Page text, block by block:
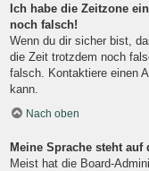
Ich habe die Zeitzone
noch falsch!
Wenn du dir sicher bist,
die Zeit trotzdem noch
falsch. Kontaktiere einen
kann.
Nach oben
Meine Sprache steht
Meist hat die Board-